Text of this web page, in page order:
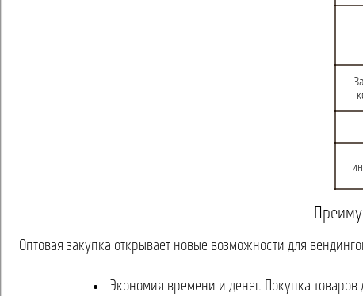
Оптовая закупка открывает новые возможности для
Экономия времени и денег. Покупка